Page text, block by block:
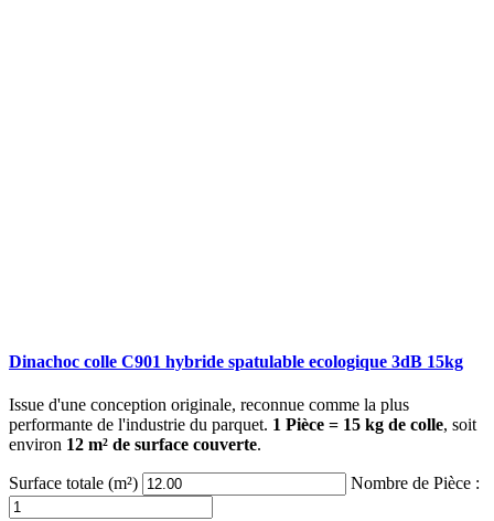
Dinachoc colle C901 hybride spatulable ecologique 3dB 15kg
Issue d'une conception originale, reconnue comme la plus
performante de l'industrie du parquet. 1 Pièce = 15 kg de colle, soit
environ 12 m² de surface couverte.
Surface totale (m²) Nombre de Pièce :